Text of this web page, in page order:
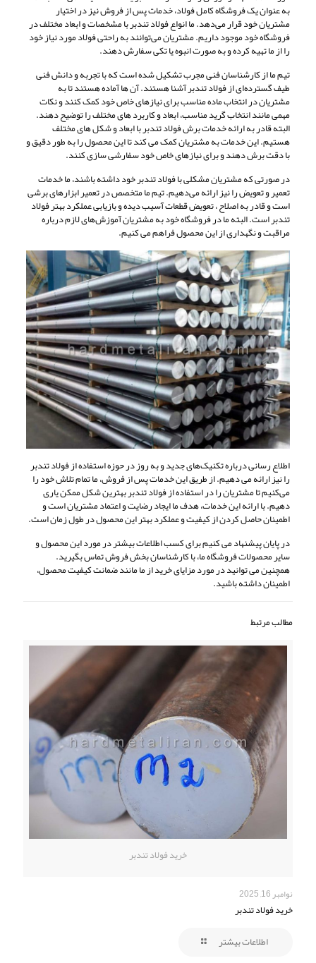
به عنوان یک فروشگاه کامل فولاد، خدمات پس از فروش نیز در اختیار
مشتریان خود قرار می‌دهد. ما انواع فولاد تندبر با مشخصات و ابعاد مختلف در
فروشگاه خود موجود داریم. مشتریان می‌توانند به راحتی فولاد مورد نیاز خود
را از ما تهیه کرده و به صورت انبوه یا تکی سفارش دهند.
تیم ما از کارشناسان فنی مجرب تشکیل شده است که با تجربه و دانش فنی
طیف گسترده‌ای از فولاد تندبر آشنا هستند. آن ‌ها آماده هستند تا به
مشتریان در انتخاب ماده مناسب برای نیازهای خاص خود کمک کنند و نکات
مهمی مانند انتخاب گرید مناسب، ابعاد و کاربرد های مختلف را توضیح دهند.
البته قادر به ارائه خدمات برش فولاد تندبر با ابعاد و شکل ‌های مختلف
هستیم. این خدمات به مشتریان کمک می ‌کند تا این محصول را به طور دقیق و
با دقت برش دهند و برای نیازهای خاص خود سفارشی ‌سازی کنند.
در صورتی که مشتریان مشکلی با فولاد تندبر خود داشته باشند، ما خدمات
تعمیر و تعویض را نیز ارائه می‌دهیم. تیم ما متخصص در تعمیر ابزارهای برشی
است و قادر به اصلاح ، تعویض قطعات آسیب دیده و بازیابی عملکرد بهتر فولاد
تندبر است. البته ما در فروشگاه خود به مشتریان آموزش‌های لازم درباره
مراقبت و نگهداری از این محصول فراهم می ‌کنیم.
اطلاع رسانی درباره تکنیک‌های جدید و به‌ روز در حوزه استفاده از فولاد تندبر
را نیز ارائه می ‌دهیم. از طریق این خدمات پس از فروش، ما تمام تلاش خود را
می‌کنیم تا مشتریان را در استفاده از فولاد تندبر بهترین شکل ممکن یاری
دهیم. با ارائه این خدمات، هدف ما ایجاد رضایت و اعتماد مشتریان است و
اطمینان حاصل کردن از کیفیت و عملکرد بهتر این محصول در طول زمان است.
در پایان پیشنهاد می کنیم برای کسب اطلاعات بیشتر در مورد این محصول و
سایر محصولات فروشگاه ما، با کارشناسان بخش فروش تماس بگیرید.
همچنین می توانید در مورد مزایای خرید از ما مانند ضمانت کیفیت محصول،
اطمینان داشته باشید.
مطالب مرتبط
خرید فولاد تندبر
نوامبر 16, 2025
خرید فولاد تندبر
اطلاعات بیشتر